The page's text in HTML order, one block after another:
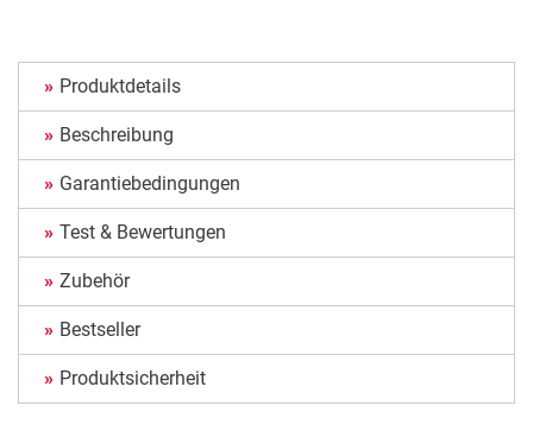
Produktdetails
Beschreibung
Garantiebedingungen
Test & Bewertungen
Zubehör
Bestseller
Produktsicherheit